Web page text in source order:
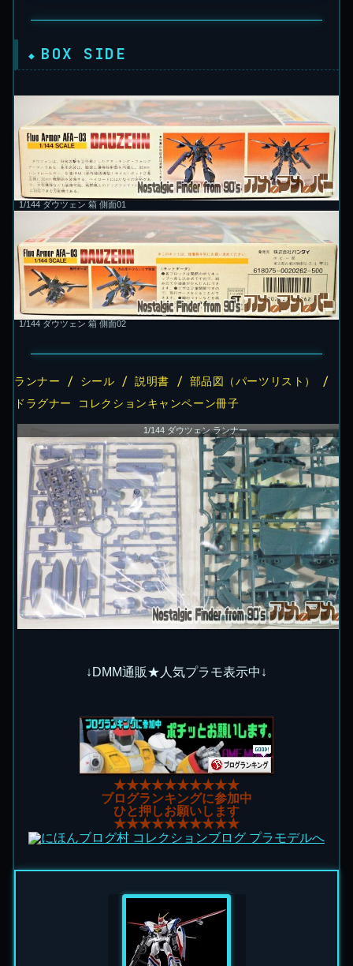
BOX SIDE
1/144 ダウツェン 箱 側面01
1/144 ダウツェン 箱 側面02
ランナー / シール / 説明書 / 部品図（パーツリスト） /
ドラグナー コレクションキャンペーン冊子
1/144 ダウツェン ランナー
↓DMM通販★人気プラモ表示中↓
★★★★★★★★★★
ブログランキングに参加中
ひと押しお願いします
★★★★★★★★★★